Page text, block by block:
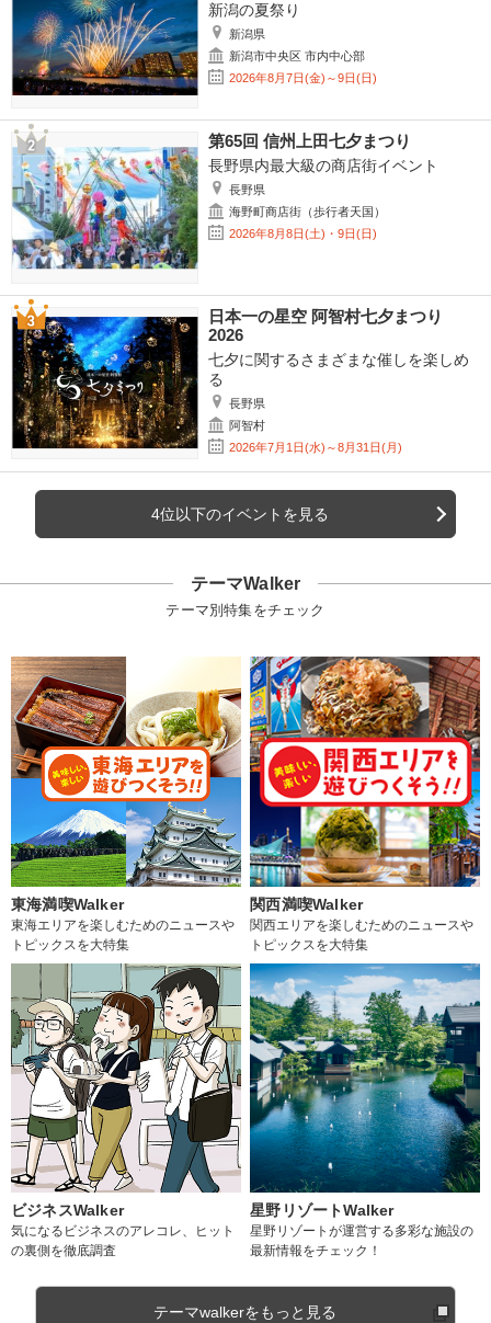
新潟の夏祭り
新潟県
新潟市中央区 市内中心部
2026年8月7日(金)～9日(日)
第65回 信州上田七夕まつり
長野県内最大級の商店街イベント
長野県
海野町商店街（歩行者天国）
2026年8月8日(土)・9日(日)
日本一の星空 阿智村七夕まつり
2026
七夕に関するさまざまな催しを楽しめ
る
長野県
阿智村
2026年7月1日(水)～8月31日(月)
4位以下のイベントを見る
テーマWalker
テーマ別特集をチェック
東海満喫Walker
東海エリアを楽しむためのニュースや
トピックスを大特集
関西満喫Walker
関西エリアを楽しむためのニュースや
トピックスを大特集
ビジネスWalker
気になるビジネスのアレコレ、ヒット
の裏側を徹底調査
星野リゾートWalker
星野リゾートが運営する多彩な施設の
最新情報をチェック！
テーマwalkerをもっと見る